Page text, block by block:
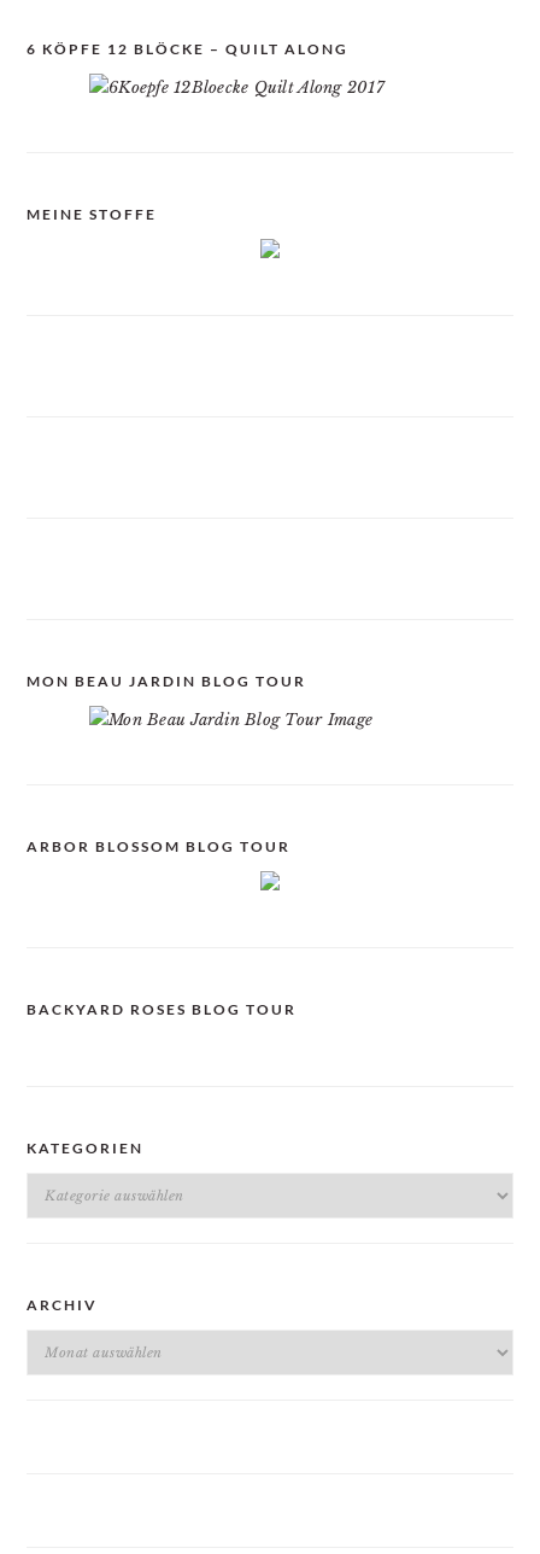
6 KÖPFE 12 BLÖCKE – QUILT ALONG
MEINE STOFFE
MON BEAU JARDIN BLOG TOUR
ARBOR BLOSSOM BLOG TOUR
BACKYARD ROSES BLOG TOUR
KATEGORIEN
Kategorien
ARCHIV
Archiv